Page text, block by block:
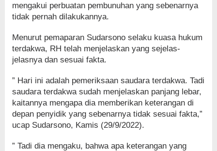
mengakui perbuatan pembunuhan yang sebenarnya
tidak pernah dilakukannya.
Menurut pemaparan Sudarsono selaku kuasa hukum
terdakwa, RH telah menjelaskan yang sejelas-
jelasnya dan sesuai fakta.
” Hari ini adalah pemeriksaan saudara terdakwa. Tadi
saudara terdakwa sudah menjelaskan panjang lebar,
kaitannya mengapa dia memberikan keterangan di
depan penyidik yang sebenarnya tidak sesuai fakta,”
ucap Sudarsono, Kamis (29/9/2022).
” Tadi dia mengaku, bahwa apa keterangan yang